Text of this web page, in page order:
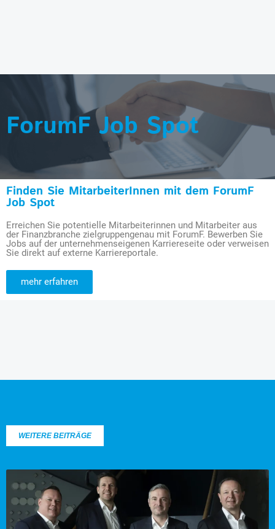
ForumF Job Spot
Finden Sie MitarbeiterInnen mit dem ForumF
Job Spot
Erreichen Sie potentielle Mitarbeiterinnen und Mitarbeiter aus
der Finanzbranche zielgruppengenau mit ForumF. Bewerben Sie
Jobs auf der unternehmenseigenen Karriereseite oder verweisen
Sie direkt auf externe Karriereportale.
mehr erfahren
WEITERE BEITRÄGE